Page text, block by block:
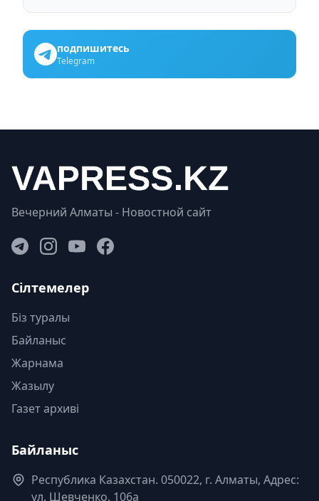
подпишитесь
Telegram
Вечерний Алматы - Новостной сайт
Сілтемелер
Біз туралы
Байланыс
Жарнама
Жазылу
Газет архиві
Байланыс
Республика Казахстан. 050022, г. Алматы, Адрес:
ул. Шевченко, 106а